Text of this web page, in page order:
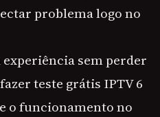
problema logo no
experiência sem perder
teste grátis IPTV 6
o funcionamento no